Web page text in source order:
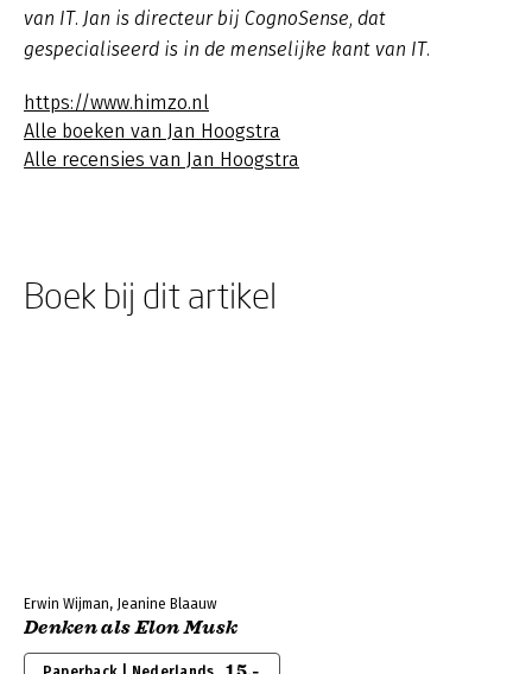
van IT. Jan is directeur bij CognoSense, dat
gespecialiseerd is in de menselijke kant van IT.
https://www.himzo.nl
Alle boeken van Jan Hoogstra
Alle recensies van Jan Hoogstra
Boek bij dit artikel
Erwin Wijman, Jeanine Blaauw
Denken als Elon Musk